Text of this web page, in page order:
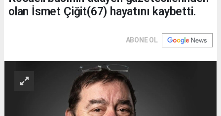
olan İsmet Çiğit(67) hayatını kaybetti.
ABONE OL